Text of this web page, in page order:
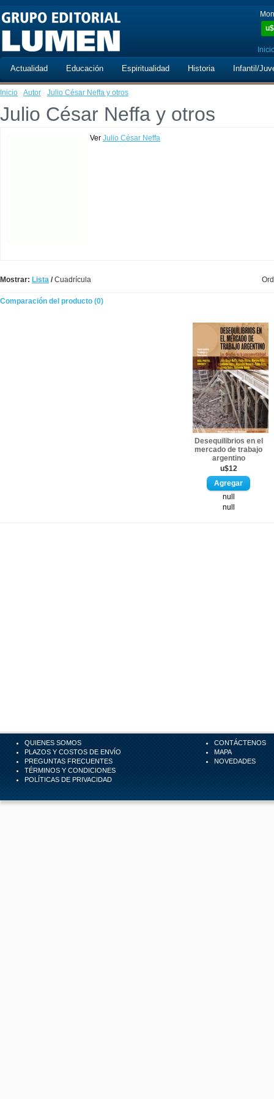
u$
Actualidad Educación Espiritualidad Historia Infantil/
Inicio · Autor · Julio César Neffa y otros
Julio César Neffa y otros
Ver Julio César Neffa
Mostrar: Lista /Cuadrícula
Comparación del producto (0)
Desequilibrios en el
mercado de trabajo
argentino
u$12
null
null
QUIENES SOMOS
PLAZOS Y COSTOS DE ENVÍO
PREGUNTAS FRECUENTES
TÉRMINOS Y CONDICIONES
POLÍTICAS DE PRIVACIDAD
CONTÁCTENOS
MAPA
NOVEDADES